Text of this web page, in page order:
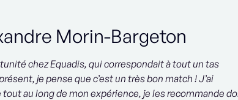
Morin-Bargeton
chez Equadis, qui correspondait à tout un tas
je pense que c’est un très bon match ! J’ai
au long de mon expérience, je les recommande